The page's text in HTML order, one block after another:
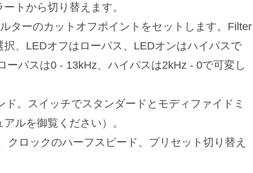
トから切り替えます。
ターのカットオフポイントをセットします。Filter
、LEDオフはローパス、LEDオンはハイパスで
パスは0 - 13kHz、ハイパスは2kHz - 0で可変し
。スイッチでスタンダードとモディファイドミ
ルを御覧ください）。
ロックのハーフスピード、プリセット切り替え